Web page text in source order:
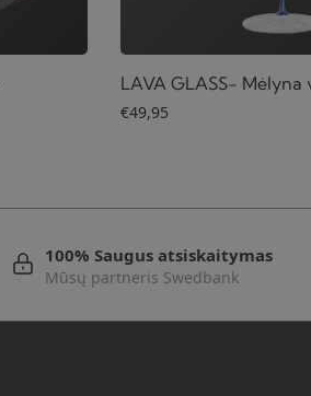
LAVA GLASS- Mėlyna
€49,95
100% Saugus atsiskaitymas
Mūsų partneris Swedbank